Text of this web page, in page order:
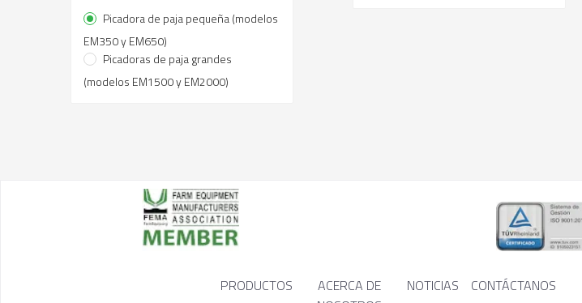
Picadora de paja pequeña (modelos
EM350 y EM650)
Picadoras de paja grandes
(modelos EM1500 y EM2000)
Cambio de dos velocidades con
mando manual
PRODUCTOS
ACERCA DE
NOTICIAS CONTÁCTANOS